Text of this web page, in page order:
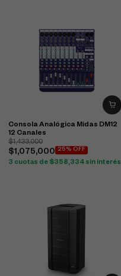
Consola Analógica Midas DM12
12 Canales
$1,433,000
$1,075,000 25% OFF
3 cuotas de $358,334 sin interés